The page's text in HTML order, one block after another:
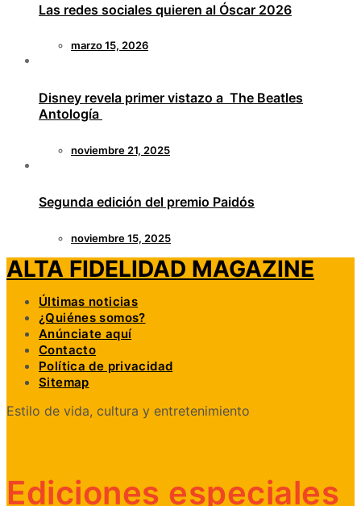
Las redes sociales quieren al Óscar 2026
marzo 15, 2026
Disney revela primer vistazo a The Beatles
Antología
noviembre 21, 2025
Segunda edición del premio Paidós
noviembre 15, 2025
ALTA FIDELIDAD MAGAZINE
Últimas noticias
¿Quiénes somos?
Anúnciate aquí
Contacto
Política de privacidad
Sitemap
Estilo de vida, cultura y entretenimiento
Ediciones especiales